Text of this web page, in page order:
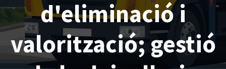
d'eliminació i
valorització; gestió